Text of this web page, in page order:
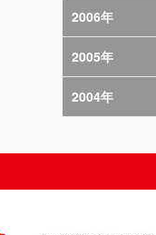
2006年
2005年
2004年